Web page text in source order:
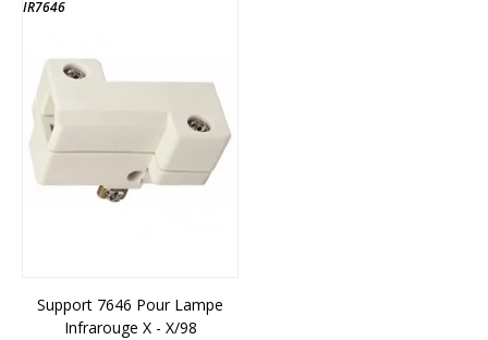
IR7646
Support 7646 Pour Lampe
Infrarouge X - X/98